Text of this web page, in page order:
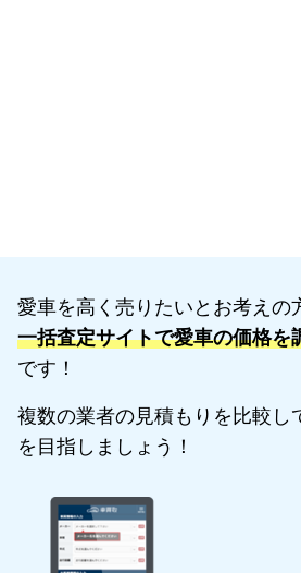
愛車を高く売りたいとお考えの
一括査定サイトで愛車の価格を
です！
複数の業者の見積もりを比較し
を目指しましょう！